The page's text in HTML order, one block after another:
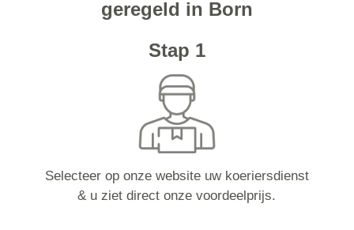
geregeld in Born
Stap 1
Selecteer op onze website uw koeriersdienst
& u ziet direct onze voordeelprijs.